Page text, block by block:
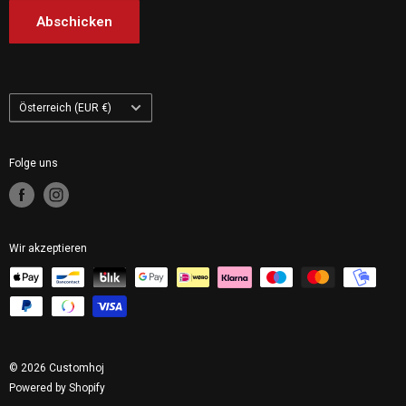
Abschicken
Customhoj Niederlande
Customhoj Finnland
Land/Region
Österreich (EUR €)
Folge uns
Wir akzeptieren
© 2026 Customhoj
Powered by Shopify